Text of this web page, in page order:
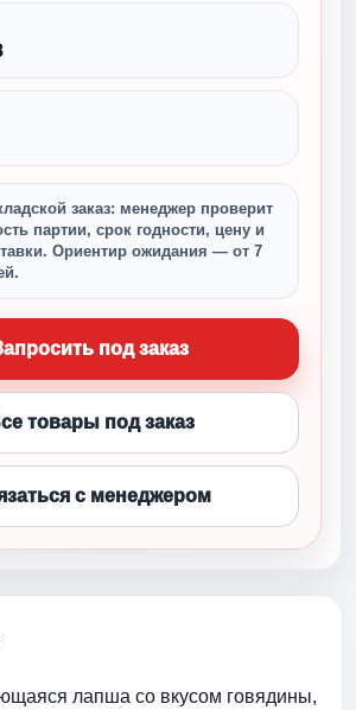
заказ: менеджер проверит
партии, срок годности, цену и
Ориентир ожидания — от 7
под заказ
товары под заказ
с менеджером
лапша со вкусом говядины,